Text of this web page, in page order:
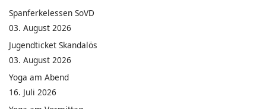
Spanferkelessen SoVD
03. August 2026
Jugendticket Skandalös
03. August 2026
Yoga am Abend
16. Juli 2026